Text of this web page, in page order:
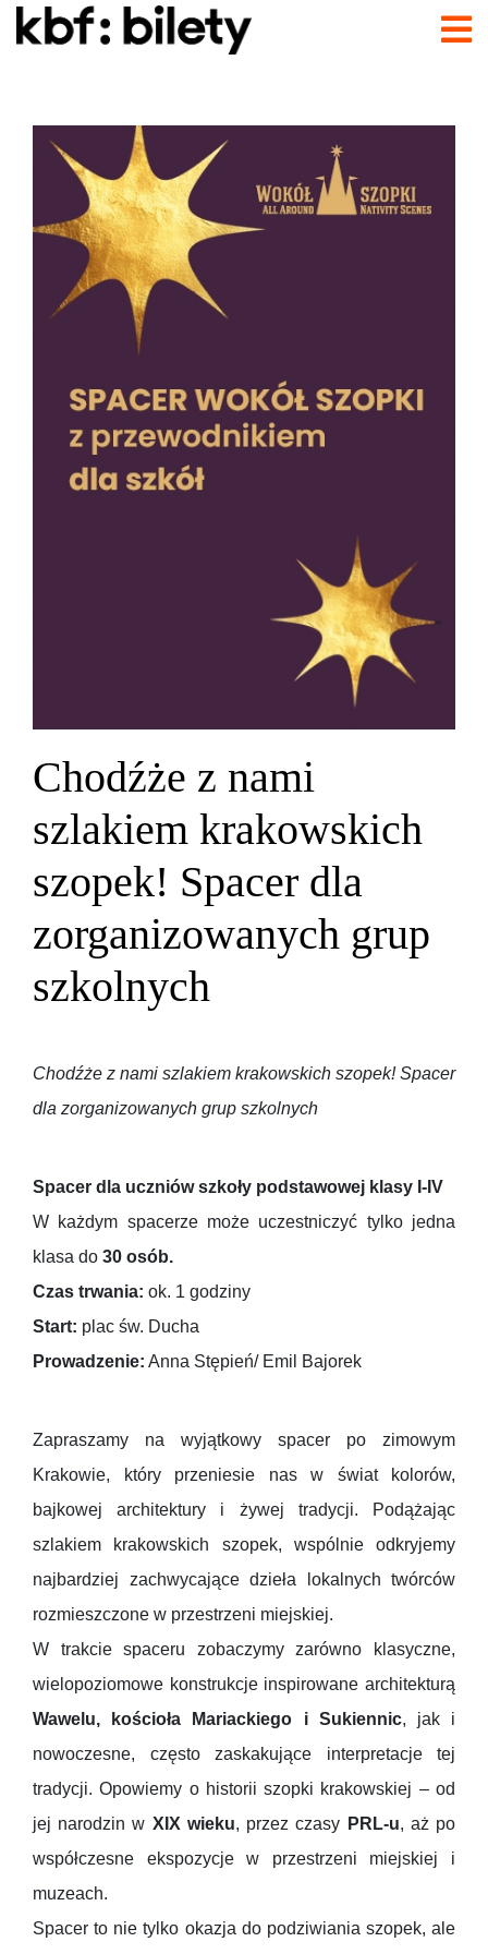
Chodźże z nami
szlakiem krakowskich
szopek! Spacer dla
zorganizowanych grup
szkolnych
Chodźże z nami szlakiem krakowskich szopek! Spacer
dla zorganizowanych grup szkolnych
Spacer dla uczniów szkoły podstawowej klasy I-IV
W każdym spacerze może uczestniczyć tylko jedna
klasa do 30 osób.
Czas trwania: ok. 1 godziny
Start: plac św. Ducha
Prowadzenie: Anna Stępień/ Emil Bajorek
Zapraszamy na wyjątkowy spacer po zimowym
Krakowie, który przeniesie nas w świat kolorów,
bajkowej architektury i żywej tradycji. Podążając
szlakiem krakowskich szopek, wspólnie odkryjemy
najbardziej zachwycające dzieła lokalnych twórców
rozmieszczone w przestrzeni miejskiej.
W trakcie spaceru zobaczymy zarówno klasyczne,
wielopoziomowe konstrukcje inspirowane architekturą
Wawelu, kościoła Mariackiego i Sukiennic, jak i
nowoczesne, często zaskakujące interpretacje tej
tradycji. Opowiemy o historii szopki krakowskiej – od
jej narodzin w XIX wieku, przez czasy PRL-u, aż po
współczesne ekspozycje w przestrzeni miejskiej i
muzeach.
Spacer to nie tylko okazja do podziwiania szopek, ale